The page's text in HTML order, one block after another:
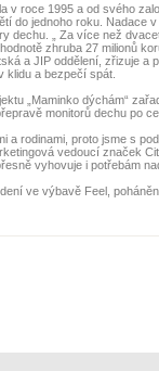
v roce 1995 a od svého
do jednoho roku. Nadace
dechu. „ Za více než
zhruba 27 milionů
a JIP oddělení, zřizuje
klidu a bezpečí spát.
„Maminko dýchám“
monitorů dechu po
a rodinami, proto jsme s
vedoucí značek
vyhovuje i potřebám
ve výbavě Feel,